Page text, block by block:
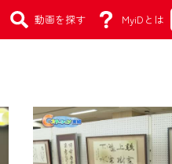
動画を探す MyiDとは